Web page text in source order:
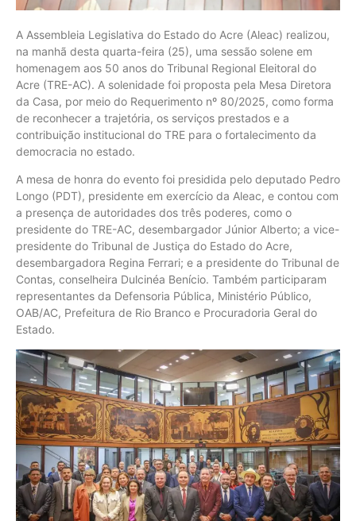
A Assembleia Legislativa do Estado do Acre (Aleac) realizou,
na manhã desta quarta-feira (25), uma sessão solene em
homenagem aos 50 anos do Tribunal Regional Eleitoral do
Acre (TRE-AC). A solenidade foi proposta pela Mesa Diretora
da Casa, por meio do Requerimento nº 80/2025, como forma
de reconhecer a trajetória, os serviços prestados e a
contribuição institucional do TRE para o fortalecimento da
democracia no estado.
A mesa de honra do evento foi presidida pelo deputado Pedro
Longo (PDT), presidente em exercício da Aleac, e contou com
a presença de autoridades dos três poderes, como o
presidente do TRE-AC, desembargador Júnior Alberto; a vice-
presidente do Tribunal de Justiça do Estado do Acre,
desembargadora Regina Ferrari; e a presidente do Tribunal de
Contas, conselheira Dulcinéa Benício. Também participaram
representantes da Defensoria Pública, Ministério Público,
OAB/AC, Prefeitura de Rio Branco e Procuradoria Geral do
Estado.